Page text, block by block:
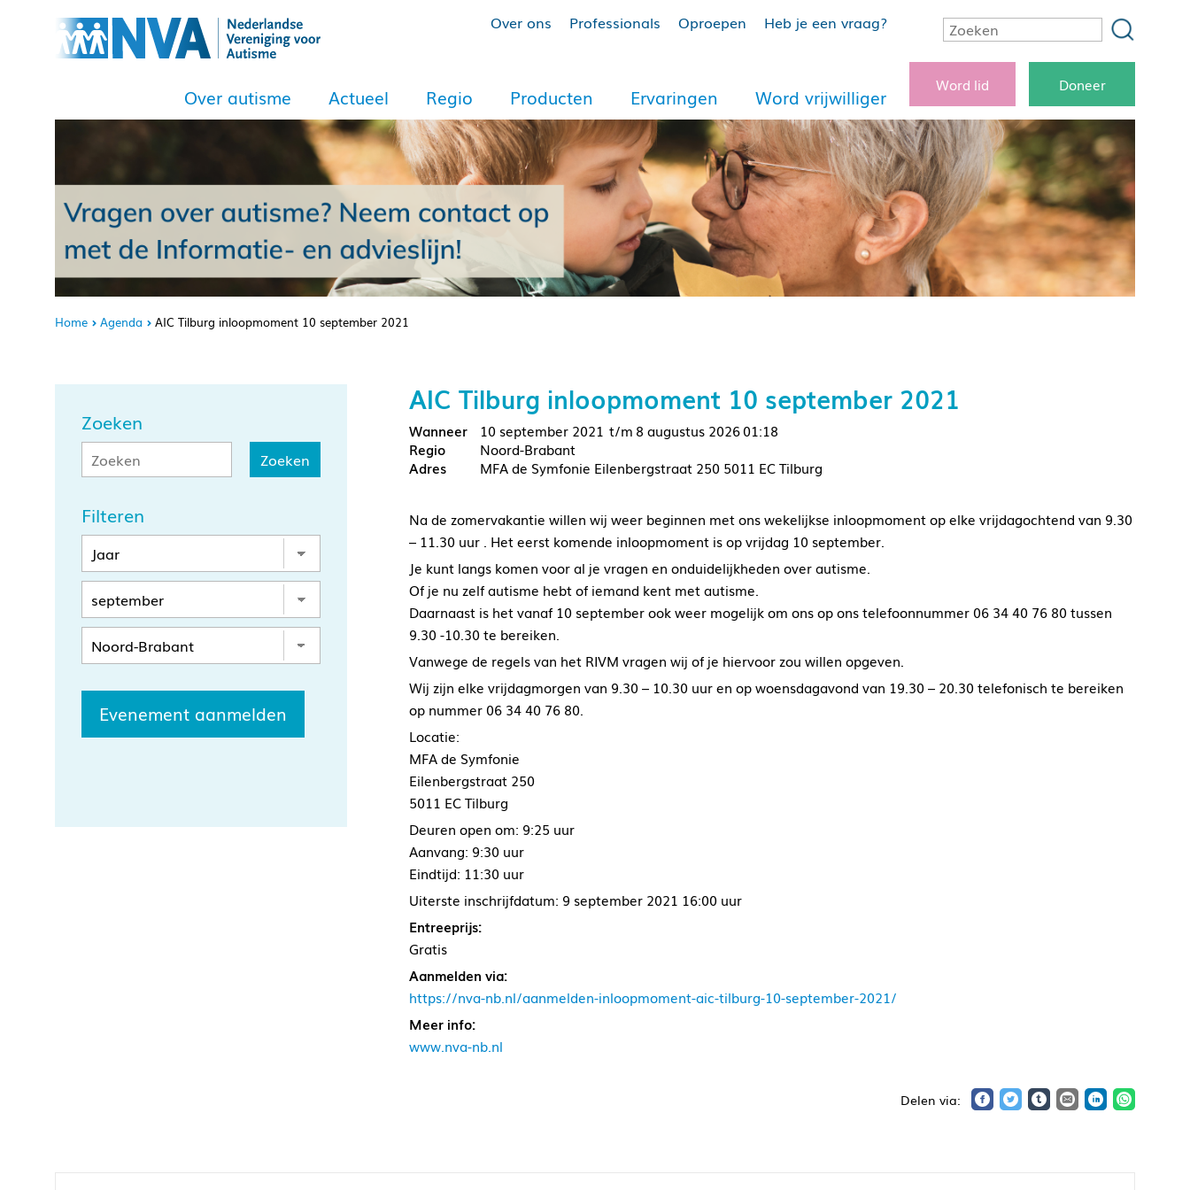
Over ons Professionals Oproepen Heb je een vraag?
Over autisme Actueel Regio Producten Ervaringen Word vrijwilliger
Word lid Doneer
Home Agenda AIC Tilburg inloopmoment 10 september 2021
Zoeken
Filteren
Evenement aanmelden
AIC Tilburg inloopmoment 10 september 2021
10 september 2021 8 augustus 202601:18
Noord-Brabant
MFA de Symfonie Eilenbergstraat 250 5011 EC Tilburg
Na de zomervakantie willen wij weer beginnen met ons wekelijkse inloopmoment op elke vrijdagochtend van 9.30
– 11.30 uur . Het eerst komende inloopmoment is op vrijdag 10 september.
Je kunt langs komen voor al je vragen en onduidelijkheden over autisme.
Of je nu zelf autisme hebt of iemand kent met autisme.
Daarnaast is het vanaf 10 september ook weer mogelijk om ons op ons telefoonnummer 06 34 40 76 80 tussen
9.30 -10.30 te bereiken.
Vanwege de regels van het RIVM vragen wij of je hiervoor zou willen opgeven.
Wij zijn elke vrijdagmorgen van 9.30 – 10.30 uur en op woensdagavond van 19.30 – 20.30 telefonisch te bereiken
op nummer 06 34 40 76 80.
Locatie:
MFA de Symfonie
Eilenbergstraat 250
5011 EC Tilburg
Deuren open om: 9:25 uur
Aanvang: 9:30 uur
Eindtijd: 11:30 uur
Uiterste inschrijfdatum: 9 september 2021 16:00 uur
Entreeprijs:
Gratis
Aanmelden via:
https://nva-nb.nl/aanmelden-inloopmoment-aic-tilburg-10-september-2021/
Meer info:
www.nva-nb.nl